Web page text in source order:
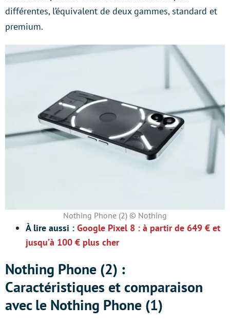
différentes, l’équivalent de deux gammes, standard et
premium.
Nothing Phone (2) © Nothing
À lire aussi : Google Pixel 8 : à partir de 649 € et
jusqu’à 100 € plus cher
Nothing Phone (2) :
Caractéristiques et comparaison
avec le Nothing Phone (1)